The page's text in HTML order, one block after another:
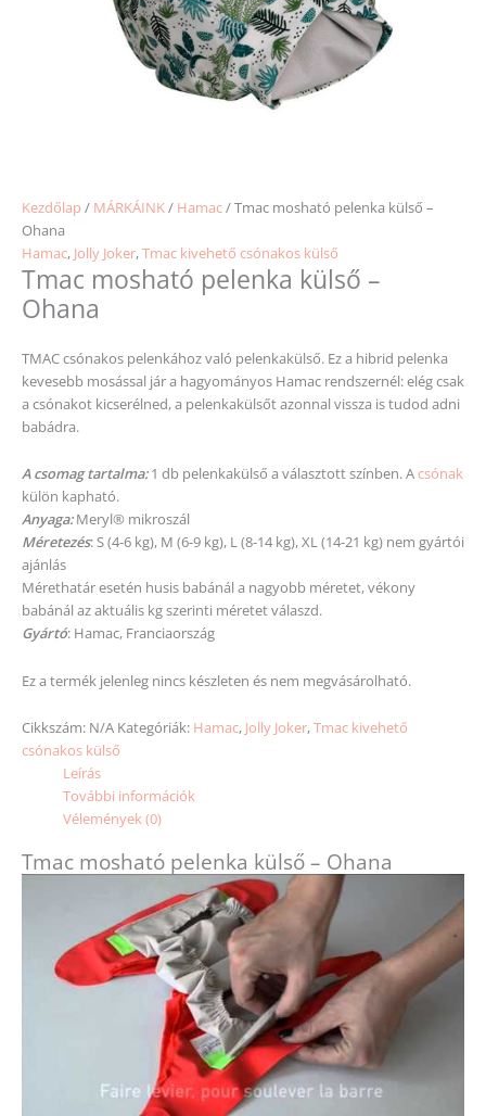
Kezdőlap / MÁRKÁINK/ Hamac/ Tmac mosható pelenka külső –
Ohana
Hamac, Jolly Joker,Tmac kivehető csónakos külső
Tmac mosható pelenka külső –
Ohana
TMAC csónakos pelenkához való pelenkakülső. Ez a hibrid pelenka
kevesebb mosással jár a hagyományos Hamac rendszernél: elég csak
a csónakot kicserélned, a pelenkakülsőt azonnal vissza is tudod adni
babádra.
A csomag tartalma:1 db pelenkakülső a választott színben. Acsónak
külön kapható.
Anyaga: Meryl® mikroszál
Méretezés: S (4-6 kg), M (6-9 kg), L (8-14 kg), XL (14-21 kg) nem gyártói
ajánlás
Mérethatár esetén husis babánál a nagyobb méretet, vékony
babánál az aktuális kgszerinti méretetválaszd.
Gyártó: Hamac, Franciaország
Ez a termék jelenleg nincs készleten és nem megvásárolható.
Cikkszám: N/A Kategóriák: Hamac, Jolly Joker,Tmac kivehető
csónakos külső
Leírás
További információk
Vélemények (0)
Tmac mosható pelenka külső – Ohana